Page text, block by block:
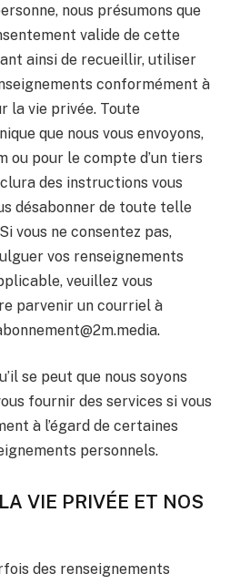
nous présumons que
valide de cette
ainsi de recueillir, utiliser
conformément à
la vie privée. Toute
que nous vous envoyons,
ou pour le compte d’un tiers
des instructions vous
désabonner de toute telle
vous ne consentez pas,
vos renseignements
veuillez vous
parvenir un courriel à
se peut que nous soyons
fournir des services si vous
à l’égard de certaines
personnels.
VIE PRIVÉE ET NOS
des renseignements